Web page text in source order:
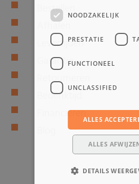
Bestellen
Afhalen
Levertijden
Garantie
Retourneren
Bedenktijd
Financieren
NOODZAKELIJK
PRESTATIE
FUNCTIONEEL
UNCLASSIFIED
ALLES
ALLES
DETAILS